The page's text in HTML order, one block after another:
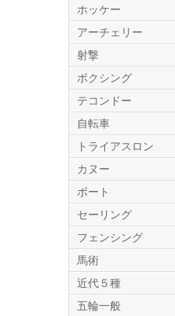
ホッケー
アーチェリー
射撃
ボクシング
テコンドー
自転車
トライアスロン
カヌー
ボート
セーリング
フェンシング
馬術
近代５種
五輪一般